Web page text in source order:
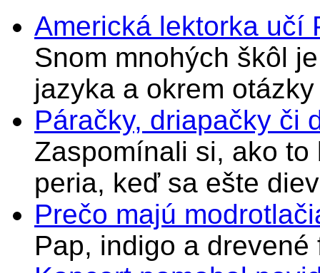
Americká lektorka učí
Snom mnohých škôl
jazyka a okrem
Páračky, driapačky či
Zaspomínali si, ako
peria, keď sa ešte
Prečo majú
Pap, indigo a drevené